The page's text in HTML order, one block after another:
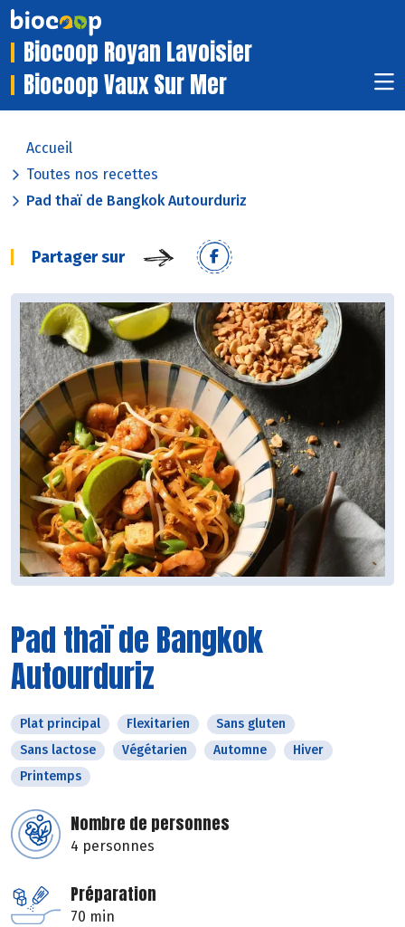
Biocoop Royan Lavoisier
Biocoop Vaux Sur Mer
Accueil
Toutes nos recettes
Pad thaï de Bangkok Autourduriz
Partager sur
Pad thaï de Bangkok
Autourduriz
Plat principal Flexitarien
Sans gluten
Sans lactose
Végétarien Automne
Hiver
Printemps
Nombre de personnes
4 personnes
Préparation
70 min